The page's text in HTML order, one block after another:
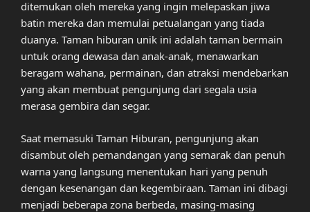
ditemukan oleh mereka yang ingin melepaskan jiwa
batin mereka dan memulai petualangan yang tiada
duanya. Taman hiburan unik ini adalah taman bermain
untuk orang dewasa dan anak-anak, menawarkan
beragam wahana, permainan, dan atraksi mendebarkan
yang akan membuat pengunjung dari segala usia
merasa gembira dan segar.
Saat memasuki Taman Hiburan, pengunjung akan
disambut oleh pemandangan yang semarak dan penuh
warna yang langsung menentukan hari yang penuh
dengan kesenangan dan kegembiraan. Taman ini dibagi
menjadi beberapa zona berbeda, masing-masing